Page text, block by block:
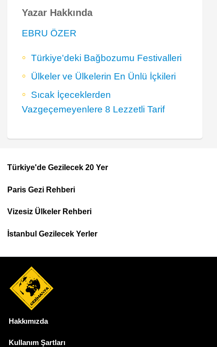
Yazar Hakkında
EBRU ÖZER
Türkiye'deki Bağbozumu Festivalleri
Ülkeler ve Ülkelerin En Ünlü İçkileri
Sıcak İçeceklerden
Vazgeçemeyenlere 8 Lezzetli Tarif
Top
Menu
Türkiye'de Gezilecek 20 Yer
Paris Gezi Rehberi
Vizesiz Ülkeler Rehberi
İstanbul Gezilecek Yerler
Hakkımızda
Kullanım Şartları